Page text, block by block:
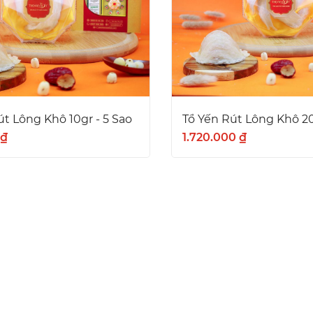
Lông Khô 10gr - 5 Sao
Tổ Yến Rút Lông Khô
1.720.000 ₫